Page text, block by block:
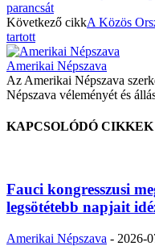
parancsát
Következő cikkA Közös
tartott
Amerikai Népszava
Az Amerikai Népszava
Népszava véleményét és
KAPCSOLÓDÓ CIKKEK
Fauci kongresszusi
legsötétebb napjait
Amerikai Népszava - 2026-